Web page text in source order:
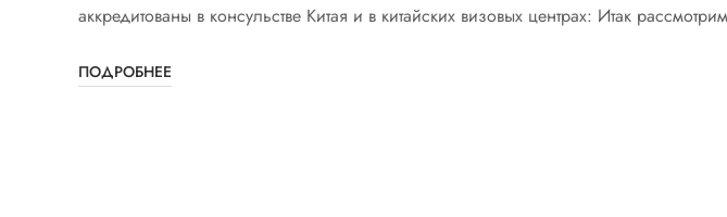
аккредитованы в консульстве Китая и в китайских визовых центрах: Итак
ПОДРОБНЕЕ